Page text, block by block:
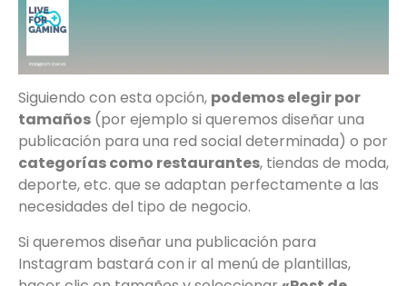
Siguiendo con esta opción, podemos elegir por
tamaños (por ejemplo si queremos diseñar una
publicación para una red social determinada) o por
categorías como restaurantes, tiendas de moda,
deporte, etc. que se adaptan perfectamente a las
necesidades del tipo de negocio.
Si queremos diseñar una publicación para
Instagram bastará con ir al menú de plantillas,